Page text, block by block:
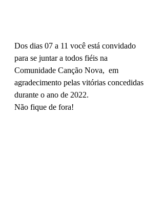
Dos dias 07 a 11 você está convidado
para se juntar a todos fiéis na
Comunidade Canção Nova,  em
agradecimento pelas vitórias concedidas
durante o ano de 2022.
Não fique de fora!